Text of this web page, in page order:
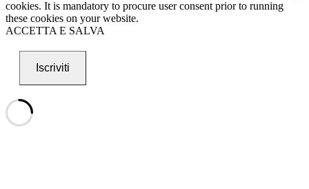
cookies. It is mandatory to procure user consent prior to running
these cookies on your website.
ACCETTA E SALVA
Iscriviti